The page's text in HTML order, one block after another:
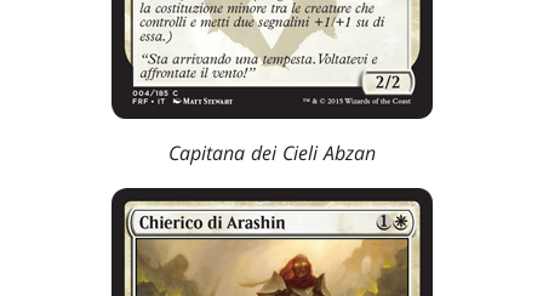
Capitana dei Cieli Abzan